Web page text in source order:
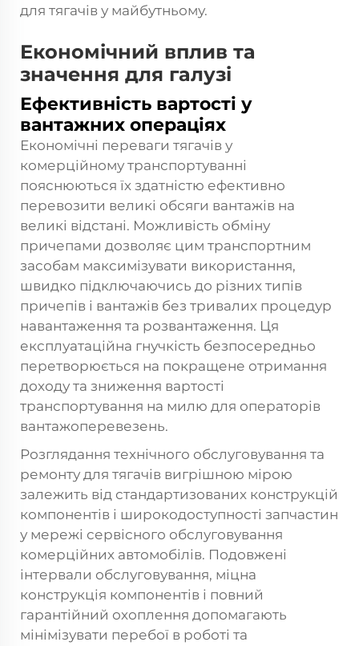
для тягачів у майбутньому.
Економічний вплив та
значення для галузі
Ефективність вартості у
вантажних операціях
Економічні переваги тягачів у
комерційному транспортуванні
пояснюються їх здатністю ефективно
перевозити великі обсяги вантажів на
великі відстані. Можливість обміну
причепами дозволяє цим транспортним
засобам максимізувати використання,
швидко підключаючись до різних типів
причепів і вантажів без тривалих процедур
навантаження та розвантаження. Ця
експлуатаційна гнучкість безпосередньо
перетворюється на покращене отримання
доходу та зниження вартості
транспортування на милю для операторів
вантажоперевезень.
Розглядання технічного обслуговування та
ремонту для тягачів вигрішною мірою
залежить від стандартизованих конструкцій
компонентів і широкодоступності запчастин
у мережі сервісного обслуговування
комерційних автомобілів. Подовжені
інтервали обслуговування, міцна
конструкція компонентів і повний
гарантійний охоплення допомагають
мінімізувати перебої в роботі та